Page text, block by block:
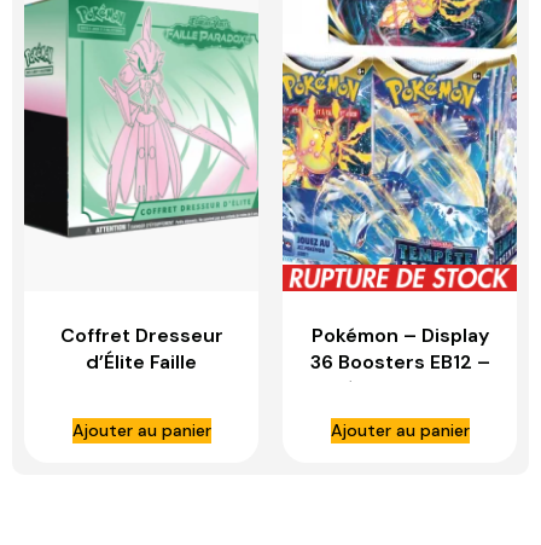
Coffret Dresseur
d’Élite Faille
De-Fer – ETB EV04
Ajouter au panier
Pokémon – Display
36 Boosters EB12 –
Epée & Bouclier :
Tempête Argentée
– ASMODEE
Ajouter au panier